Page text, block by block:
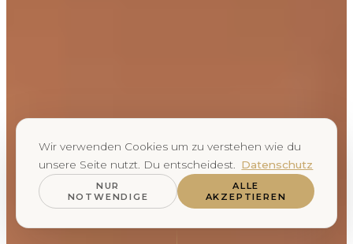
Wir verwenden Cookies um zu verstehen wie du
unsere Seite nutzt. Du entscheidest.
Datenschutz
NUR
NOTWENDIGE
ALLE
AKZEPTIEREN